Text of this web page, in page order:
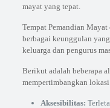
mayat yang tepat.
Tempat Pemandian Mayat
berbagai keunggulan
keluarga dan pengurus
Berikut adalah beberapa
mempertimbangkan
Aksesibilitas: